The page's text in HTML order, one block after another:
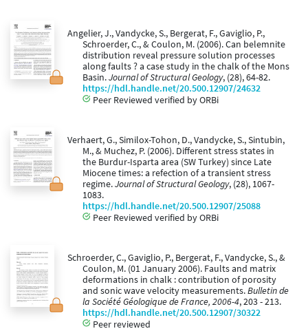
Angelier, J., Vandycke, S., Bergerat, F., Gaviglio, P.,
Schroerder, C., & Coulon, M. (2006). Can belemnite
distribution reveal pressure solution processes
along faults ? a case study in the chalk of the Mons
Basin.Journal of Structural Geology, (28), 64-82.
https://hdl.handle.net/20.500.12907/24632
Peer Reviewed verified by ORBi
Verhaert, G., Similox-Tohon, D., Vandycke, S., Sintubin,
M., & Muchez, P. (2006). Different stress states in
the Burdur-Isparta area (SW Turkey) since Late
Miocene times: a refection of a transient stress
regime.Journal of Structural Geology, (28), 1067-
1083.
https://hdl.handle.net/20.500.12907/25088
Peer Reviewed verified by ORBi
Schroerder, C., Gaviglio, P., Bergerat, F., Vandycke, S., &
Coulon, M. (01 January 2006). Faults and matrix
deformations in chalk : contribution of porosity
and sonic wave velocity measurements.Bulletin de
la Société Géologique de France, 2006-4, 203 - 213.
https://hdl.handle.net/20.500.12907/30322
Peer reviewed